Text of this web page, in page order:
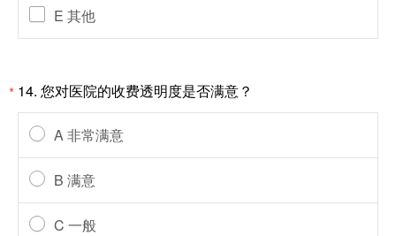
E 其他
* 14. 您对医院的收费透明度是否满意？
A 非常满意
B 满意
C 一般